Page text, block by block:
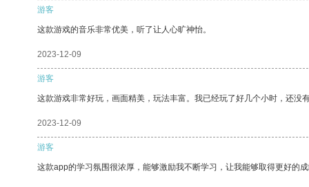
游客
这款游戏的音乐非常优美，听了让人心旷神怡。
2023-12-09
游客
这款游戏非常好玩，画面精美，玩法丰富。我已经玩了好几个小时，还没有
2023-12-09
游客
这款app的学习氛围很浓厚，能够激励我不断学习，让我能够取得更好的成